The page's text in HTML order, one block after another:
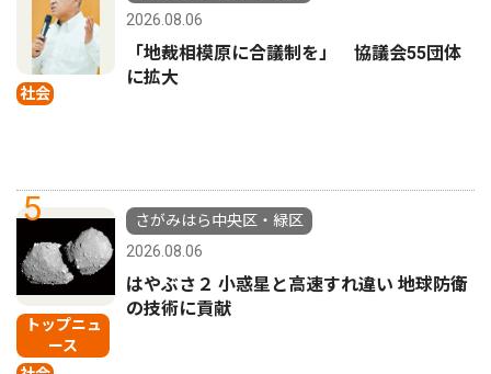
社会
2026.08.06
「地裁相模原に合議制を」 協議会55団体
に拡大
5
トップニュ
ース
さがみはら中央区・緑区
2026.08.06
はやぶさ２ 小惑星と高速すれ違い 地球防衛
の技術に貢献